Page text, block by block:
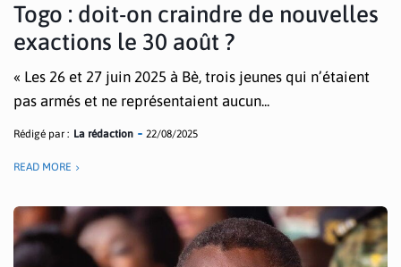
Togo : doit-on craindre de nouvelles
exactions le 30 août ?
« Les 26 et 27 juin 2025 à Bè, trois jeunes qui n’étaient
pas armés et ne représentaient aucun...
Rédigé par : La rédaction 22/08/2025
READ MORE